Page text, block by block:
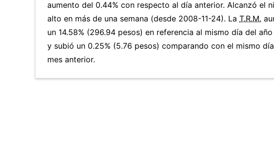
aumento del 0.44% con respecto al día anterior. Alcanzó el
alto en más de una semana (desde 2008-11-24). La T.R.M.
un 14.58% (296.94 pesos) en referencia al mismo día del
y subió un 0.25% (5.76 pesos) comparando con el mismo
mes anterior.